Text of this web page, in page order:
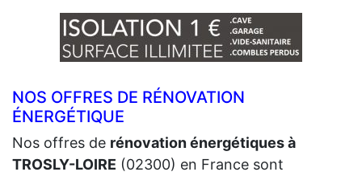
NOS OFFRES DE RÉNOVATION
ÉNERGÉTIQUE
Nos offres de rénovation énergétiques à
TROSLY-LOIRE (02300) en France sont